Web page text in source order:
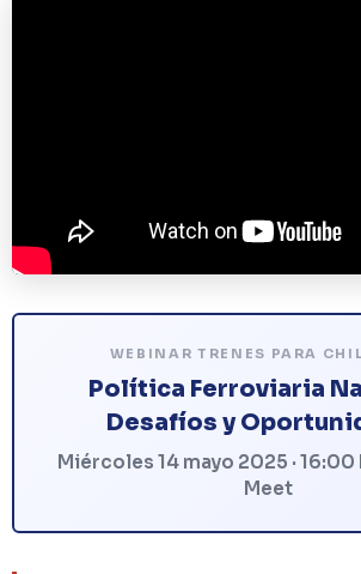
WEBINAR TRENES PARA
Política Ferroviaria
Desafíos y
Miércoles 14 mayo 2025 · 16:00
Meet